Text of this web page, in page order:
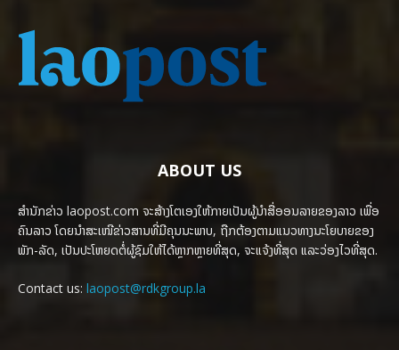
ABOUT US
ສຳນັກຂ່າວ laopost.com ຈະສ້າງໂຕເອງໃຫ້ກາຍເປັນຜູ້ນຳສື່ອອນລາຍຂອງລາວ ເພື່ອ
ຄົນລາວ ໂດຍນຳສະເໜີຂ່າວສານທີ່ມີຄຸນນະພາບ, ຖືກຕ້ອງຕາມແນວທາງນະໂຍບາຍຂອງ
ພັກ-ລັດ, ເປັນປະໂຫຍດຕໍ່ຜູ້ຊົມໃຫ້ໄດ້ຫຼາກຫຼາຍທີ່ສຸດ, ຈະແຈ້ງທີ່ສຸດ ແລະວ່ອງໄວທີ່ສຸດ.
Contact us: laopost@rdkgroup.la